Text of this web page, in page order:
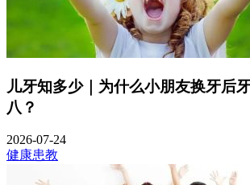
儿牙知多少｜为什么小朋友换牙后
八？
2026-07-24
健康患教